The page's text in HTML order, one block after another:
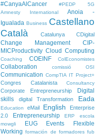
#CanyaAlCancer #PEDP
5G
Amnesty International
Anoia -
Igualada Business Castellano
Català
Catalunya CDigital
Change Management
CIP-
MICProductivity Cloud Computing
Coaching COEINF ColEconomistes
Collaboration comissió OSI
Communication CompTIA IT Project+
Congres Catalanista Consultancy
Corporate Entrepreneurship
Digital
skills
digital Transformation Eada
Education eMail English
Enterprise
2.0
Entrepreneurship ERP
escola
mowgli
EUG Events
Flexible
Working formación de formadores fub